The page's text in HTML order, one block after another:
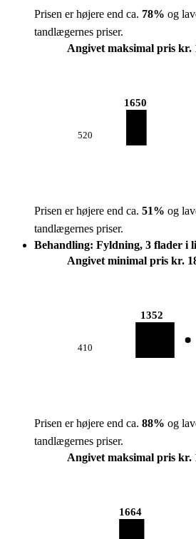
Prisen er højere end ca. 78% og
tandlægernes priser.
Angivet maksimal pris kr.
520
1650
Prisen er højere end ca. 51% og
tandlægernes priser.
Behandling: Fyldning, 3 flader i
Angivet minimal pris kr.
410
1352
Prisen er højere end ca. 88% og
tandlægernes priser.
Angivet maksimal pris kr.
1664